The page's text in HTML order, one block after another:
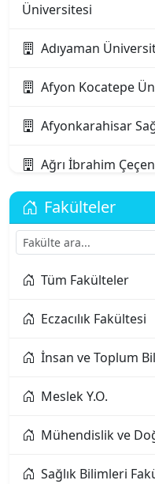
Üniversitesi
Adıyaman
Afyon Kocatepe
Afyonkarahisar
Ağrı İbrahim
Akdeniz Karpaz
Akdeniz Üniversitesi
Aksaray Üniversitesi
Alanya Alaaddin
Alanya Üniversitesi
Altınbaş Üniversitesi
Amasya
Anadolu
Fakülteler
Tüm Fakülteler
Eczacılık Fakültesi
İnsan ve Toplum
Meslek Y.O.
Mühendislik ve
Sağlık Bilimleri